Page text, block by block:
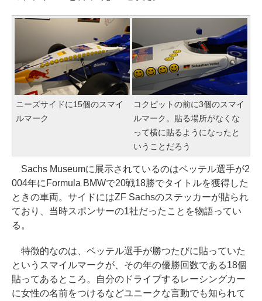
ニーズサイドに15個のスマイ
ルマーク
コクピットの前に3個のスマイ
ルマーク。貼る場所がなくな
って横に貼るようになったと
いうことだろう
Sachs Museumに展示されているのはベッテル選手が2
004年にFormula BMWで20戦18勝でタイトルを獲得した
ときの車両。サイドにはZF Sachsのステッカーが貼られ
ており、当時スポンサーの1社だったことを物語ってい
る。
特徴的なのは、ベッテル選手が勝つたびに貼っていた
というスマイルマークが、その年の優勝回数である18個
貼ってあるところ。自分のドライブするレーシングカー
に女性の名前をつけるなどユニークな言動でも知られて